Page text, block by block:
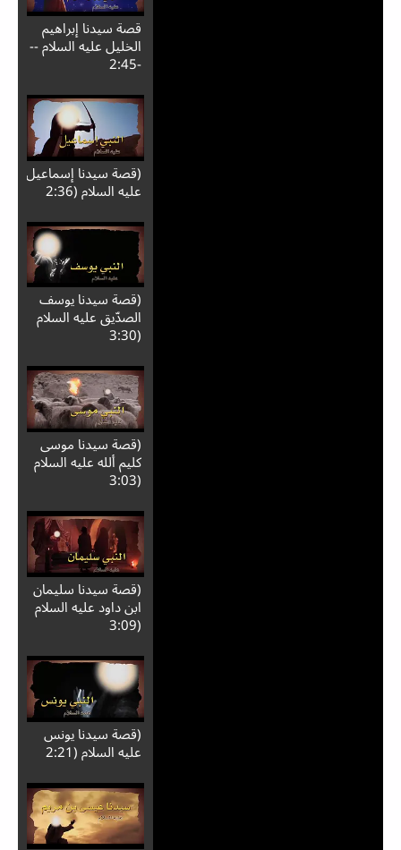
قصة سيدنا إبراهيم
الخليل عليه السلام --
-2:45
(قصة سيدنا إسماعيل
عليه السلام (2:36
(قصة سيدنا يوسف
الصدّيق عليه السلام
(3:30
(قصة سيدنا موسى
كليم ألله عليه السلام
(3:03
(قصة سيدنا سليمان
ابن داود عليه السلام
(3:09
(قصة سيدنا يونس
عليه السلام (2:21